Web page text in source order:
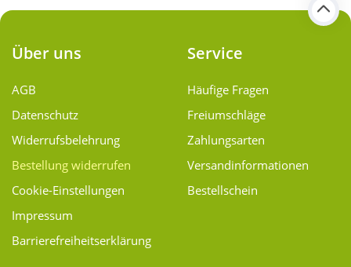
Über uns
AGB
Datenschutz
Widerrufsbelehrung
Bestellung widerrufen
Cookie-Einstellungen
Impressum
Barrierefreiheitserklärung
Service
Häufige Fragen
Freiumschläge
Zahlungsarten
Versand­informationen
Bestellschein